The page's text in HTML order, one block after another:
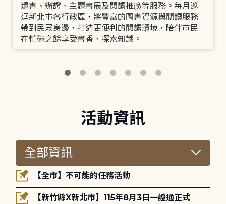
還書、辦證、主題書展及閱讀推廣等服務。每月巡
迴新北市各行政區，將豐富的圖書資源與閱讀服務
帶到民眾身邊，打造更便利的閱讀環境，陪伴市民
在忙碌之餘享受書香、探索知識。
活動資訊
【全市】不可能的任務活動